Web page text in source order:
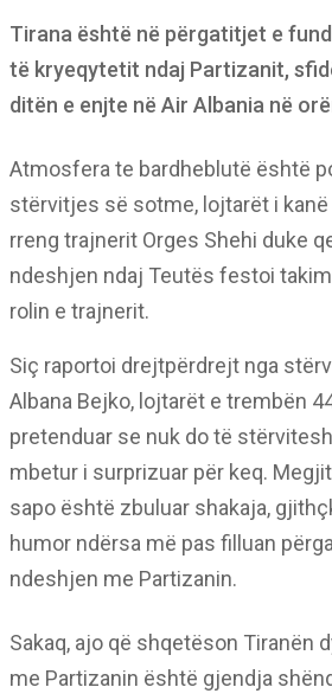
Tirana është në përgatitjet e
të kryeqytetit ndaj Partizanit,
ditën e enjte në Air Albania në
Atmosfera te bardheblutë është
stërvitjes së sotme, lojtarët i
rreng trajnerit Orges Shehi duke
ndeshjen ndaj Teutës festoi
rolin e trajnerit.
Siç raportoi drejtpërdrejt nga
Albana Bejko, lojtarët e trembën
pretenduar se nuk do të
mbetur i surprizuar për keq.
sapo është zbuluar shakaja,
humor ndërsa më pas filluan
ndeshjen me Partizanin.
Sakaq, ajo që shqetëson Tiranën
me Partizanin është gjendja